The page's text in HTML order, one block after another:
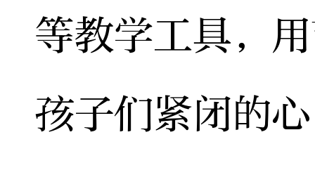
等教学工具，
孩子们紧闭的